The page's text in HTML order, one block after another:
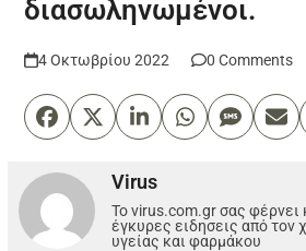
διασωληνωμένοι.
4 Οκτωβρίου 2022 0 Comments
Virus
Το virus.com.gr σας φέρνει
έγκυρες ειδησεις από τον
υγείας και φαρμάκου